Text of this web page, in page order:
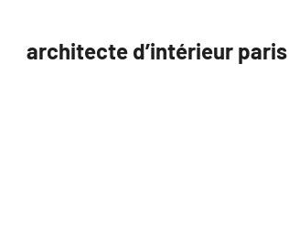
architecte d’intérieur